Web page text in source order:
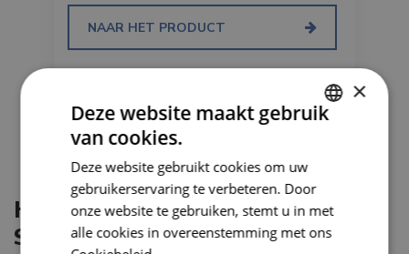
NAAR HET PRODUCT
HET BELANG VAN GOEDE
SIGNALISATIEKLEDIJ
×
Deze website maakt gebruik
van cookies.
Deze website gebruikt cookies om uw
gebruikerservaring te verbeteren. Door
onze website te gebruiken, stemt u in met
alle cookies in overeenstemming met ons